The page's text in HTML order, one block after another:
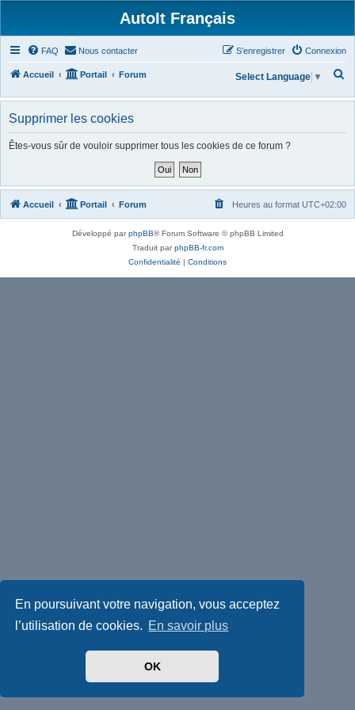
En poursuivant votre navigation, vous acceptez
l’utilisation de cookies. En savoir plus
OK
AutoIt Français
FAQ Nous contacter Connexion
S’enregistrer
Accueil Portail Forum
h
c
h
Select Language ▼
Supprimer les cookies
Êtes-vous sûr de vouloir supprimer tous les cookies de ce forum ?
Accueil Portail Forum Heures au format UTC+02:00
Développé parphpBB® Forum Software © phpBB Limited
Traduit parphpBB-fr.com
Confidentialité | Conditions